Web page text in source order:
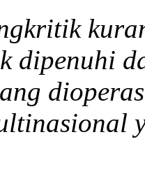
dipenuhi